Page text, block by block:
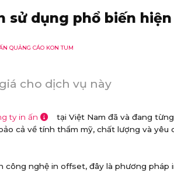
sử dụng phổ biến
QUẢNG CÁO KON TUM
cho dịch vụ này
ty in ấn
tại Việt Nam đã và đang
cả về tính thẩm mỹ, chất lượng và
công nghệ in offset, đây là phương